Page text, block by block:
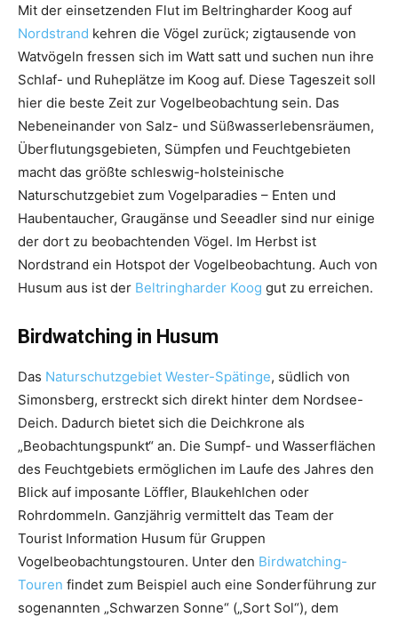
Mit der einsetzenden Flut im Beltringharder Koog auf
Nordstrand kehren die Vögel zurück; zigtausende von
Watvögeln fressen sich im Watt satt und suchen nun ihre
Schlaf- und Ruheplätze im Koog auf. Diese Tageszeit soll
hier die beste Zeit zur Vogelbeobachtung sein. Das
Nebeneinander von Salz- und Süßwasserlebensräumen,
Überflutungsgebieten, Sümpfen und Feuchtgebieten
macht das größte schleswig-holsteinische
Naturschutzgebiet zum Vogelparadies – Enten und
Haubentaucher, Graugänse und Seeadler sind nur einige
der dort zu beobachtenden Vögel. Im Herbst ist
Nordstrand ein Hotspot der Vogelbeobachtung. Auch von
Husum aus ist der Beltringharder Koog gut zu erreichen.
Birdwatching in Husum
Das Naturschutzgebiet Wester-Spätinge, südlich von
Simonsberg, erstreckt sich direkt hinter dem Nordsee-
Deich. Dadurch bietet sich die Deichkrone als
„Beobachtungspunkt“ an. Die Sumpf- und Wasserflächen
des Feuchtgebiets ermöglichen im Laufe des Jahres den
Blick auf imposante Löffler, Blaukehlchen oder
Rohrdommeln. Ganzjährig vermittelt das Team der
Tourist Information Husum für Gruppen
Vogelbeobachtungstouren. Unter den Birdwatching-
Touren findet zum Beispiel auch eine Sonderführung zur
sogenannten „Schwarzen Sonne“ („Sort Sol“), dem